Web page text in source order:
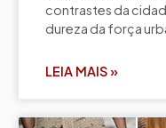
contrastes da
dureza da força
LEIA MAIS »